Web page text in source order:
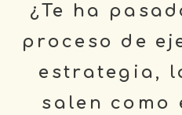
¿Te ha
proceso de
estrategia,
salen como